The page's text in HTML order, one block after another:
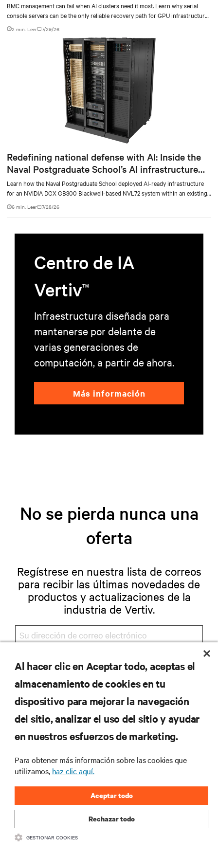
BMC management can fail when AI clusters need it most. Learn why serial
console servers can be the only reliable recovery path for GPU infrastructure
at scale.
2 min. Leer 7/29/26
Redefining national defense with AI: Inside the
Naval Postgraduate School’s AI infrastructure
deployment
Learn how the Naval Postgraduate School deployed AI-ready infrastructure
for an NVIDIA DGX GB300 Blackwell-based NVL72 system within an existing
facility, creating a repeatable model for high-density, liquid-cooled AI
environments.
6 min. Leer 7/28/26
Centro de IA
VertivTM
Infraestructura diseñada para
mantenerse por delante de
varias generaciones de
computación, a partir de ahora.
Más información
No se pierda nunca una
oferta
Regístrese en nuestra lista de correos
para recibir las últimas novedades de
productos y actualizaciones de la
industria de Vertiv.
REGISTRARSE
RECURSOS
CORPORATIVO
SÍGANOS
Al hacer clic en Aceptar todo, aceptas el
almacenamiento de cookies en tu
dispositivo para mejorar la navegación
del sitio, analizar el uso del sitio y ayudar
en nuestros esfuerzos de marketing.
Para obtener más información sobre las cookies que
utilizamos, haz clic aquí.
Rechazar todo
Aceptar todo
GESTIONAR COOKIES